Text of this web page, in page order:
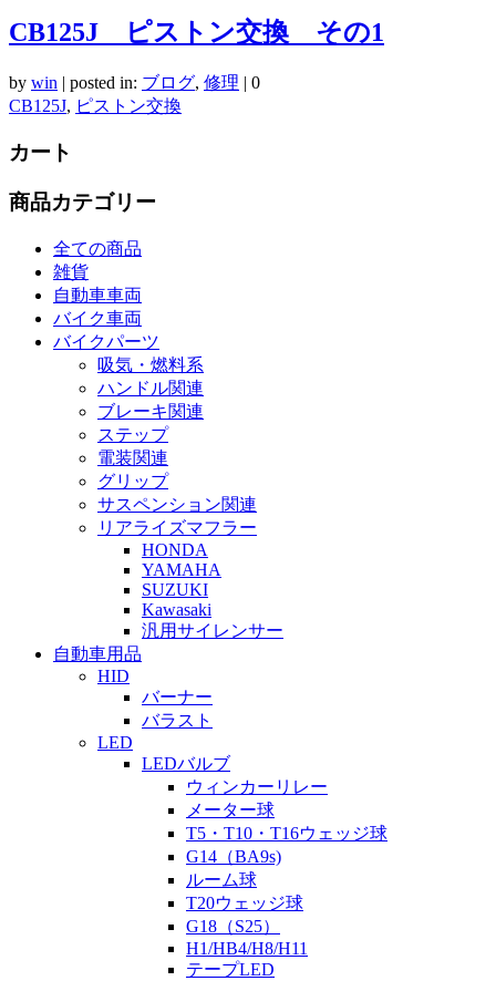
CB125J ピストン交換 その1
by win | posted in: ブログ, 修理 | 0
CB125J, ピストン交換
カート
商品カテゴリー
全ての商品
雑貨
自動車車両
バイク車両
バイクパーツ
吸気・燃料系
ハンドル関連
ブレーキ関連
ステップ
電装関連
グリップ
サスペンション関連
リアライズマフラー
HONDA
YAMAHA
SUZUKI
Kawasaki
汎用サイレンサー
自動車用品
HID
バーナー
バラスト
LED
LEDバルブ
ウィンカーリレー
メーター球
T5・T10・T16ウェッジ球
G14（BA9s)
ルーム球
T20ウェッジ球
G18（S25）
H1/HB4/H8/H11
テープLED